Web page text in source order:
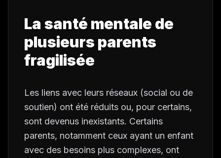
La santé mentale de
plusieurs parents
fragilisée
Les liens avec leurs réseaux (social ou de
soutien) ont été réduits ou, pour certains,
sont devenus inexistants. Certains
parents, notamment ceux ayant un enfant
avec des besoins plus complexes, ont